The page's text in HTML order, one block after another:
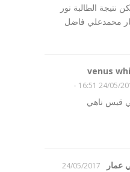
نتيجة الطالبة نور
محمدعلي فاضل
venus
24/05/2017
-
قيس ناهي
عمار
24/05/2017